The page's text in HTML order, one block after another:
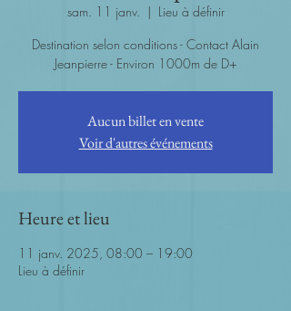
sam. 11 janv.
  |
Lieu à définir
Destination selon conditions - Contact Alain
Jeanpierre - Environ 1000m de D+
Aucun billet en vente
Voir d'autres événements
Heure et lieu
11 janv. 2025, 08:00 – 19:00
Lieu à définir